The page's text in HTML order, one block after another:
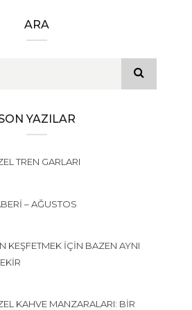
ARA
YAZILAR
TREN GARLARI
– AĞUSTOS
KEŞFETMEK İÇIN BAZEN AYNI
KAHVE MANZARALARI: BIR